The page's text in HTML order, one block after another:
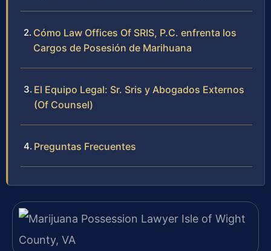
Cómo Law Offices Of SRIS, P.C. enfrenta los
Cargos de Posesión de Marihuana
El Equipo Legal: Sr. Sris y Abogados Externos
(Of Counsel)
Preguntas Frecuentes